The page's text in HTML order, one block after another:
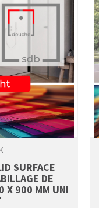
SURFACE
DE
X 900 MM UNI